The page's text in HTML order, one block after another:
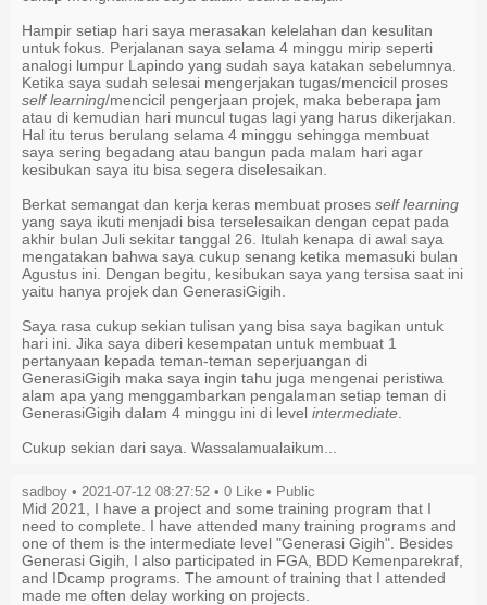
Hampir setiap hari saya merasakan kelelahan dan kesulitan
untuk fokus. Perjalanan saya selama 4 minggu mirip seperti
analogi lumpur Lapindo yang sudah saya katakan sebelumnya.
Ketika saya sudah selesai mengerjakan tugas/mencicil proses
self learning/mencicil pengerjaan projek, maka beberapa jam
atau di kemudian hari muncul tugas lagi yang harus dikerjakan.
Hal itu terus berulang selama 4 minggu sehingga membuat
saya sering begadang atau bangun pada malam hari agar
kesibukan saya itu bisa segera diselesaikan.
Berkat semangat dan kerja keras membuat proses self learning
yang saya ikuti menjadi bisa terselesaikan dengan cepat pada
akhir bulan Juli sekitar tanggal 26. Itulah kenapa di awal saya
mengatakan bahwa saya cukup senang ketika memasuki bulan
Agustus ini. Dengan begitu, kesibukan saya yang tersisa saat ini
yaitu hanya projek dan GenerasiGigih.
Saya rasa cukup sekian tulisan yang bisa saya bagikan untuk
hari ini. Jika saya diberi kesempatan untuk membuat 1
pertanyaan kepada teman-teman seperjuangan di
GenerasiGigih maka saya ingin tahu juga mengenai peristiwa
alam apa yang menggambarkan pengalaman setiap teman di
GenerasiGigih dalam 4 minggu ini di level intermediate
Cukup sekian dari saya. Wassalamualaikum...
sadboy • 2021-07-12 08:27:52 • 0 Like • Public
Mid 2021, I have a project and some training program that I
need to complete. I have attended many training programs and
one of them is the intermediate level "Generasi Gigih". Besides
Generasi Gigih, I also participated in FGA, BDD Kemenparekraf,
and IDcamp programs. The amount of training that I attended
made me often delay working on projects.